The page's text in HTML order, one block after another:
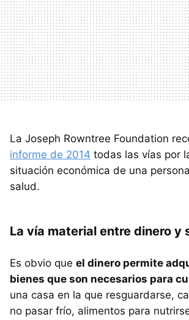
La Joseph Rowntree Foundation
informe de 2014 todas las vías por
situación económica de una
salud.
La vía material entre dinero y
Es obvio que el dinero permite
bienes que son necesarios para
una casa en la que resguardarse,
no pasar frío, alimentos para